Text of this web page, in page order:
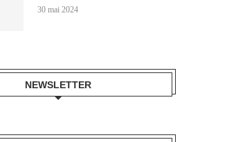
30 mai 2024
NEWSLETTER